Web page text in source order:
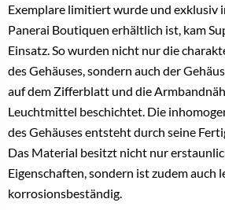
Exemplare limitiert wurde und exklusiv
Panerai Boutiquen erhältlich ist, kam
Einsatz. So wurden nicht nur die
des Gehäuses, sondern auch der
auf dem Zifferblatt und die
Leuchtmittel beschichtet. Die
des Gehäuses entsteht durch seine
Das Material besitzt nicht nur
Eigenschaften, sondern ist zudem auch
korrosionsbeständig.